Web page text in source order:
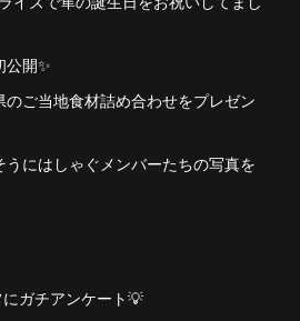
開✨
ご当地食材詰め合わせをプレゼン
にはしゃぐメンバーたちの写真を
ガチアンケート💡